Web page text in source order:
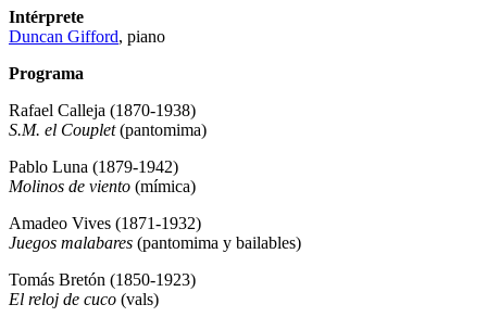
Intérprete
Duncan Gifford, piano
Programa
Rafael Calleja (1870-1938)
S.M. el Couplet(pantomima)
Pablo Luna (1879-1942)
Molinos de viento (mímica)
Amadeo Vives (1871-1932)
Juegos malabares (pantomima y bailables)
Tomás Bretón (1850-1923)
El reloj de cuco (vals)